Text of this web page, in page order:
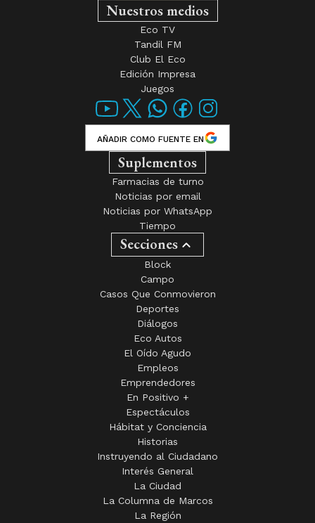
Nuestros medios
Eco TV
Tandil FM
Club El Eco
Edición Impresa
Juegos
AÑADIR COMO FUENTE EN
Suplementos
Farmacias de turno
Noticias por email
Noticias por WhatsApp
Tiempo
Secciones
Block
Campo
Casos Que Conmovieron
Deportes
Diálogos
Eco Autos
El Oído Agudo
Empleos
Emprendedores
En Positivo +
Espectáculos
Hábitat y Conciencia
Historias
Instruyendo al Ciudadano
Interés General
La Ciudad
La Columna de Marcos
La Región